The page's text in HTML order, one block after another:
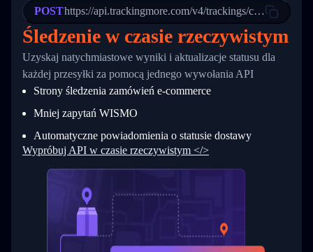
24
26
27
28
29
30
31
32
33
34
          },
          {
            "Date": "2017-03-06 15:28:00",
"StatusDescription": "Shipment
"Details": "BEIJING-
          }
        ]
      }
  }
}
POSThttps://api.trackingmore.com/v4/trackings/create
Śledzenie w czasie rzeczywistym
Uzyskaj natychmiastowe wyniki i aktualizacje statusu dla
każdej przesyłki za pomocą jednego wywołania API
Strony śledzenia zamówień e-commerce
Mniej zapytań WISMO
Automatyczne powiadomienia o statusie dostawy
Wypróbuj API w czasie rzeczywistym </>